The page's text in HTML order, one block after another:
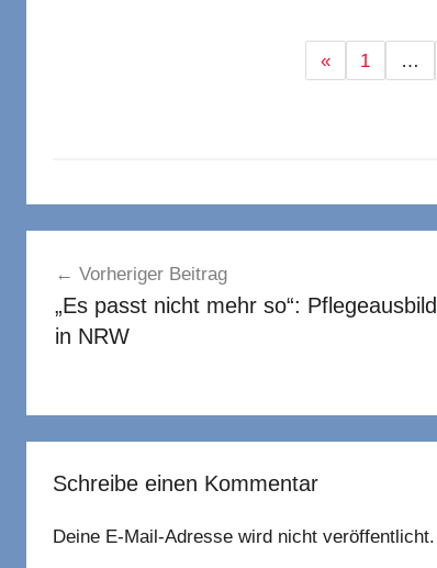
« 1 …
Vorheriger Beitrag
„Es passt nicht mehr so“:
in NRW
Schreibe einen Kommentar
Deine E-Mail-Adresse wird nicht veröffentlicht.